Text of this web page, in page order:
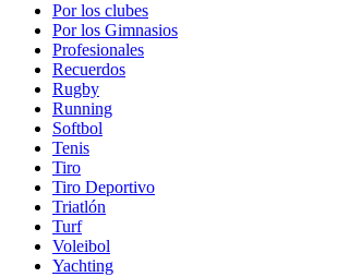
Por los clubes
Por los Gimnasios
Profesionales
Recuerdos
Rugby
Running
Softbol
Tenis
Tiro
Tiro Deportivo
Triatlón
Turf
Voleibol
Yachting